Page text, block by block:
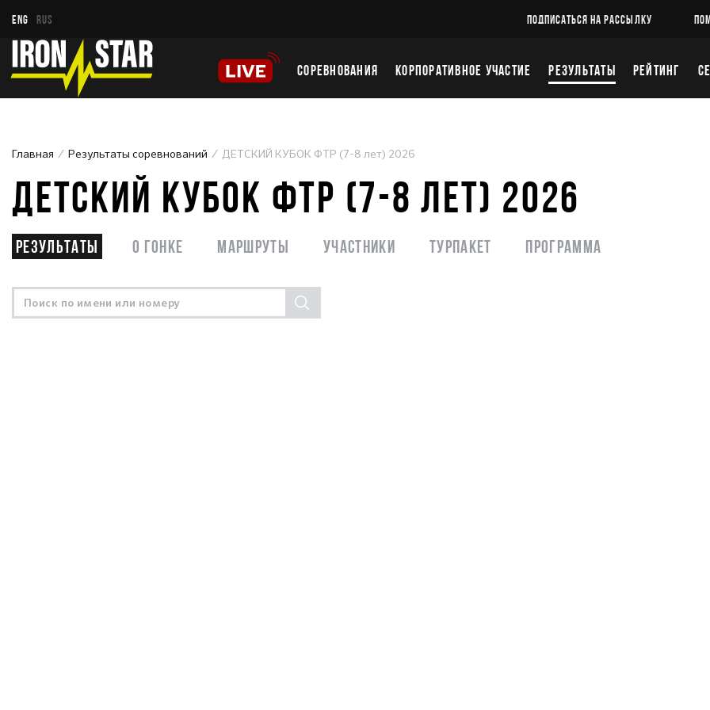
ENG RUS ПОДПИСАТЬСЯ НА РАССЫЛКУ
СОРЕВНОВАНИЯ КОРПОРАТИВНОЕ УЧАСТИЕ РЕЗУЛЬТАТЫ РЕЙТИНГ
Главная Результаты соревнований ДЕТСКИЙ КУБОК ФТР (7-8 лет) 2026
ДЕТСКИЙ КУБОК ФТР (7-8 ЛЕТ) 2026
Результаты О гонке Маршруты Участники Турпакет Программа